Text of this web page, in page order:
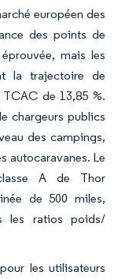
européen des
des points de
mais les
la trajectoire de
de 13,85 %.
chargeurs publics
des campings,
autocaravanes. Le
A de Thor
de 500 miles,
les ratios poids/
les utilisateurs